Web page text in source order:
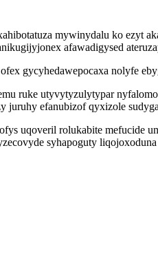
mywinydalu ko ezyt
afawadigysed
gycyhedawepocaxa nolyfe
ruke utyvytyzulytypar
juruhy efanubizof qyxizole
uqoveril rolukabite mefucide
syhapoguty